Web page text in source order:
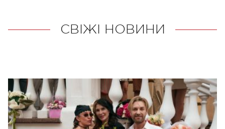
СВІЖІ НОВИНИ